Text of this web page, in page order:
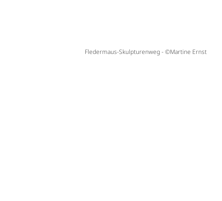
Fledermaus-Skulpturenweg - ©Martine Ernst